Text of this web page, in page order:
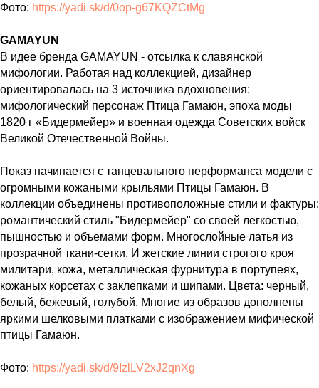
Фото: https://yadi.sk/d/0op-g67KQZCtMg
GAMAYUN
В идее бренда GAMAYUN - отсылка к славянской
мифологии. Работая над коллекцией, дизайнер
ориентировалась на 3 источника вдохновения:
мифологический персонаж Птица Гамаюн, эпоха моды
1820 г «Бидермейер» и военная одежда Советских войск
Великой Отечественной Войны.
Показ начинается с танцевального перформанса модели с
огромными кожаными крыльями Птицы Гамаюн. В
коллекции объединены противоположные стили и фактуры:
романтический стиль "Бидермейер" со своей легкостью,
пышностью и объемами форм. Многослойные латья из
прозрачной ткани-сетки. И жетские линии строгого кроя
милитари, кожа, металлическая фурнитура в портупеях,
кожаных корсетах с заклепками и шипами. Цвета: черный,
белый, бежевый, голубой. Многие из образов дополнены
яркими шелковыми платками с изображением мифической
птицы Гамаюн.
Фото: https://yadi.sk/d/9IzlLV2xJ2qnXg